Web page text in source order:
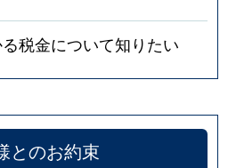
税金について知りたい
とのお約束